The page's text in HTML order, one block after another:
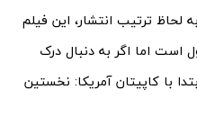
لحاظ ترتیب انتشار، این فیلم
است اما اگر به دنبال درک
با کاپیتان آمریکا: نخستین